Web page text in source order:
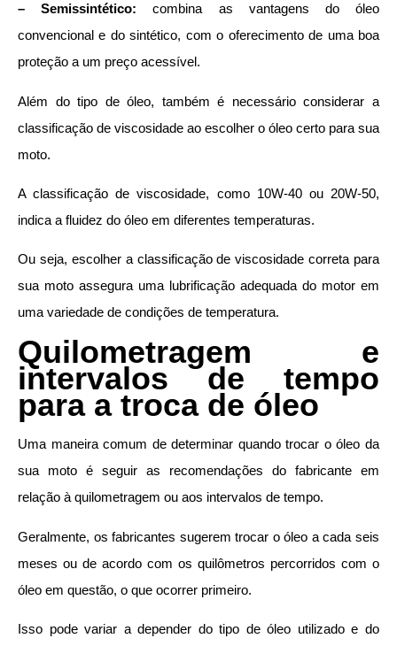
– Semissintético: combina as vantagens do óleo
convencional e do sintético, com o oferecimento de uma boa
proteção a um preço acessível.
Além do tipo de óleo, também é necessário considerar a
classificação de viscosidade ao escolher o óleo certo para sua
moto.
A classificação de viscosidade, como 10W-40 ou 20W-50,
indica a fluidez do óleo em diferentes temperaturas.
Ou seja, escolher a classificação de viscosidade correta para
sua moto assegura uma lubrificação adequada do motor em
uma variedade de condições de temperatura.
Quilometragem e
intervalos de tempo
para a troca de óleo
Uma maneira comum de determinar quando trocar o óleo da
sua moto é seguir as recomendações do fabricante em
relação à quilometragem ou aos intervalos de tempo.
Geralmente, os fabricantes sugerem trocar o óleo a cada seis
meses ou de acordo com os quilômetros percorridos com o
óleo em questão, o que ocorrer primeiro.
Isso pode variar a depender do tipo de óleo utilizado e do